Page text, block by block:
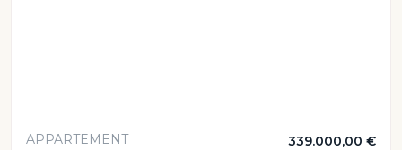
APPARTEMENT 339.000,00 €